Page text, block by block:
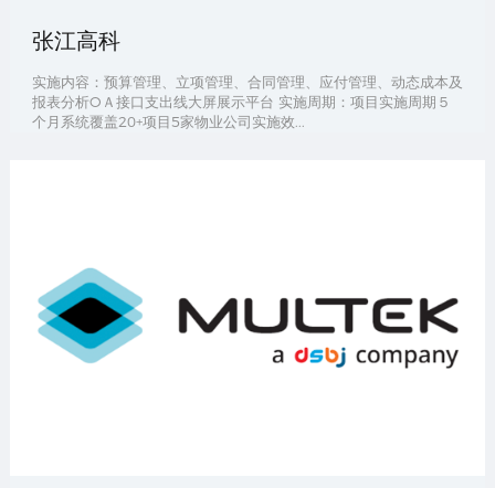
张江高科
实施内容：预算管理、立项管理、合同管理、应付管理、动态成本及
报表分析OＡ接口支出线大屏展示平台 实施周期：项目实施周期５
个月系统覆盖20+项目5家物业公司实施效...